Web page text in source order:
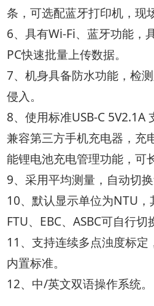
条，可选配蓝牙打印机，现
6、具有Wi-Fi、蓝牙功能，
PC快速批量上传数据。
7、机身具备防水功能，检
侵入。
8、使用标准USB-C 5V2.1A
兼容第三方手机充电器，充
能锂电池充电管理功能，可
9、采用平均测量，自动切换
10、默认显示单位为NTU，
FTU、EBC、ASBC可自行切
11、支持连续多点浊度标
内置标准。
12、中/英文双语操作系统。